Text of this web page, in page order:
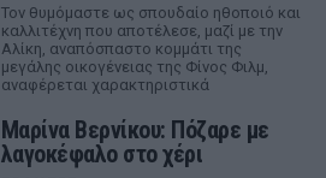
Τον θυμόμαστε ως σπουδαίο ηθοποιό και
καλλιτέχνη που αποτέλεσε, μαζί με την
Αλίκη, αναπόσπαστο κομμάτι της
μεγάλης οικογένειας της Φίνος Φιλμ,
αναφέρεται χαρακτηριστικά
Μαρίνα Βερνίκου: Πόζαρε με
λαγοκέφαλο στο χέρι